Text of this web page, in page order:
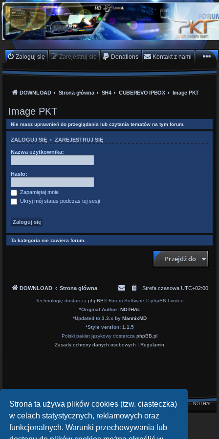
Strona ta używa plików cookies (tzw. ciasteczka)
w celach statystycznych, reklamowych oraz
funkcjonalnych. Warunki przechowywania lub
PKTeam - Polish Koders
Team
Hyperion, Enigma, E2, PKT, listy kanałów, oscam
Zaloguj się Zarejestruj się Donations Kontakt z nami
DOWNLOAD Strona główna SH4 CUBEREVO IPBOX Image PKT
Image PKT
Nie masz uprawnień do przeglądania lub czytania tematów na tym forum.
ZALOGUJ SIĘ • ZAREJESTRUJ SIĘ
Nazwa użytkownika:
Hasło:
Zapamiętaj mnie
Ukryj mój status podczas tej sesji
Ta kategoria nie zawiera forum.
Przejdź do
DOWNLOAD Strona główna Strefa czasowa UTC+02:00
Technologię dostarcza phpBB® Forum Software © phpBB Limited
*Original Author: NOTHAL
*Updated to 3.3.x by MannixMD
*Style version: 1.1.5
Polski pakiet językowy dostarcza phpBB.pl
Zasady ochrony danych osobowych | Regulamin
Style byNOTHAL
openATV Forum
https://www.opena.tv/